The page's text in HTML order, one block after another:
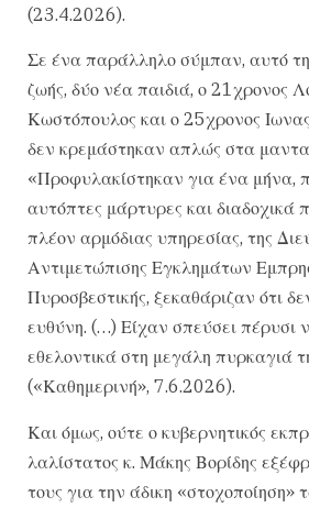
(23.4.2026).
Σε ένα παράλληλο σύμπαν, αυτό
ζωής, δύο νέα παιδιά, ο 21χρονος
Κωστόπουλος και ο 25χρονος
δεν κρεμάστηκαν απλώς στα
«Προφυλακίστηκαν για ένα μήνα,
αυτόπτες μάρτυρες και διαδοχικά
πλέον αρμόδιας υπηρεσίας, της
Αντιμετώπισης Εγκλημάτων
Πυροσβεστικής, ξεκαθάριζαν ότι
ευθύνη. (…) Είχαν σπεύσει πέρυσι
εθελοντικά στη μεγάλη πυρκαγιά
(«Καθημερινή», 7.6.2026).
Και όμως, ούτε ο κυβερνητικός
λαλίστατος κ. Μάκης Βορίδης
τους για την άδικη «στοχοποίηση»